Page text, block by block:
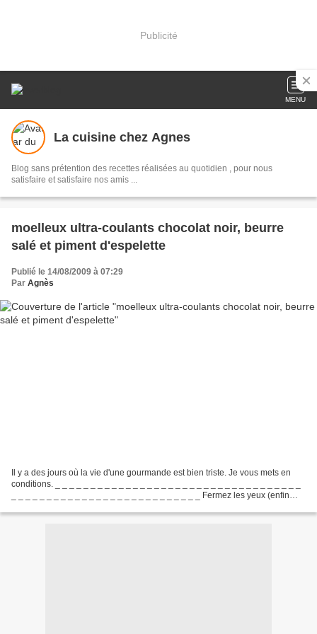
Publicité
MENU
La cuisine chez Agnes
Blog sans prétention des recettes réalisées au quotidien , pour nous
satisfaire et satisfaire nos amis ...
moelleux ultra-coulants chocolat noir, beurre
salé et piment d'espelette
Publié le 14/08/2009 à 07:29
Par Agnès
Il y a des jours où la vie d'une gourmande est bien triste. Je vous mets en
conditions. _ _ _ _ _ _ _ _ _ _ _ _ _ _ _ _ _ _ _ _ _ _ _ _ _ _ _ _ _ _ _ _ _ _ _
_ _ _ _ _ _ _ _ _ _ _ _ _ _ _ _ _ _ _ _ _ _ _ _ _ _ _ Fermez les yeux (enfin